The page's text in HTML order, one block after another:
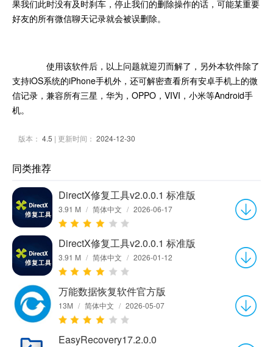
果我们此时没有及时刹车，停止我们的删除操作的话，可能某重要
好友的所有微信聊天记录就会被误删除。
使用该软件后，以上问题就迎刃而解了，另外本软件除了
支持iOS系统的iPhone手机外，还可解密查看所有安卓手机上的微
信记录，兼容所有三星，华为，OPPO，VIVI，小米等Android手
机。
版本： 4.5 | 更新时间： 2024-12-30
同类推荐
DirectX修复工具v2.0.0.1 标准版
3.91 M / 简体中文 / 2026-06-17
DirectX修复工具v2.0.0.1 标准版
3.91 M / 简体中文 / 2026-01-12
万能数据恢复软件官方版
13M / 简体中文 / 2026-05-07
EasyRecovery17.2.0.0